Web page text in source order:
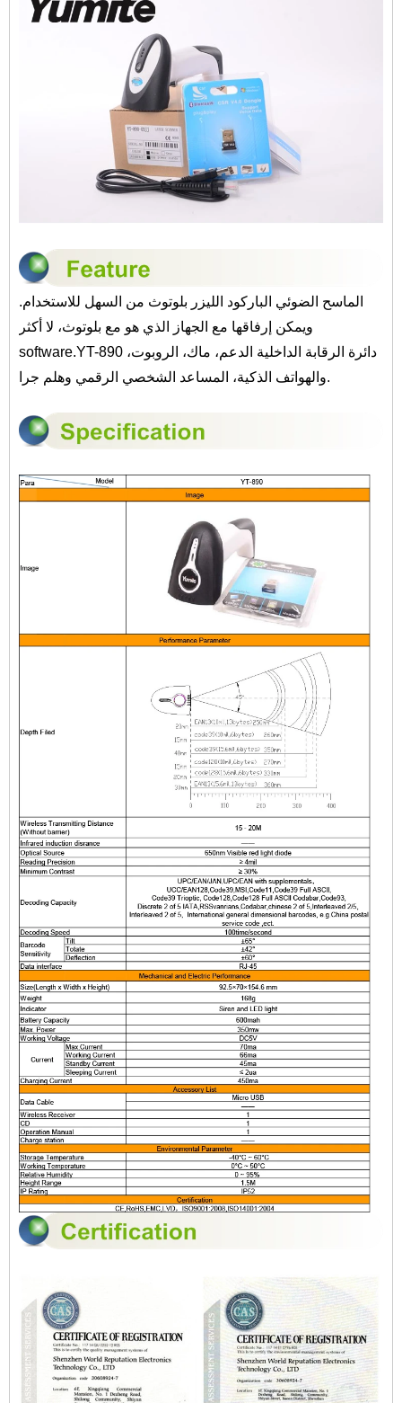
الماسح الضوئي الباركود الليزر بلوتوث من السهل للاستخدام.
ويمكن إرفاقها مع الجهاز الذي هو مع بلوتوث، لا أكثر
software.YT-890 دائرة الرقابة الداخلية الدعم، ماك، الروبوت،
والهواتف الذكية، المساعد الشخصي الرقمي وهلم جرا.